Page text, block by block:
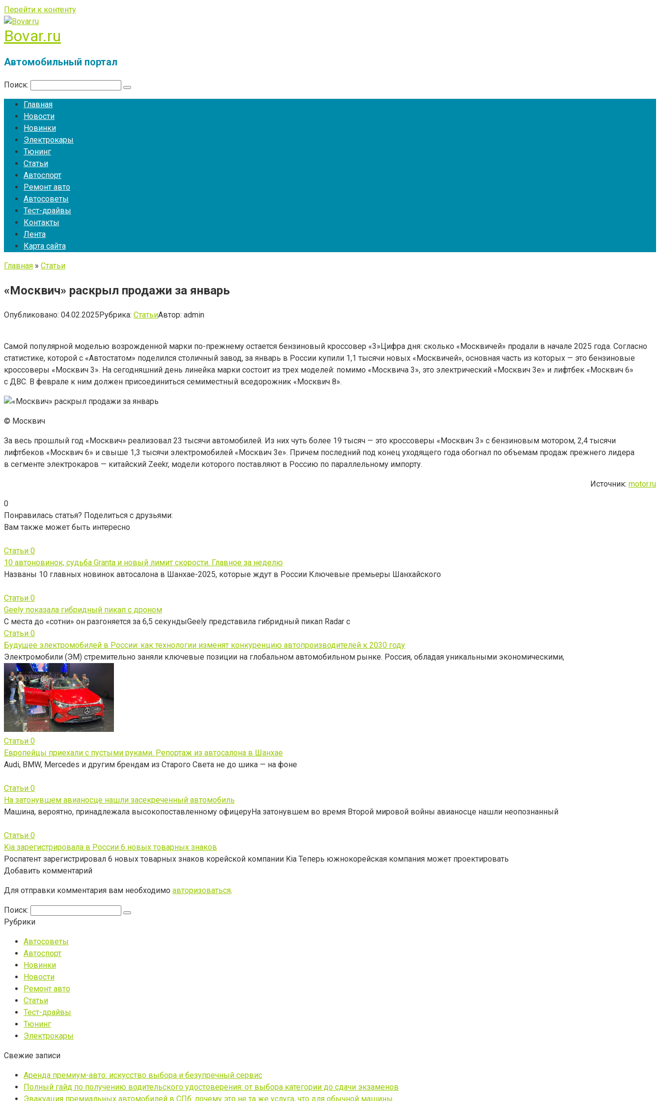
Перейти к контенту
Bovar.ru
Автомобильный портал
Поиск:
Главная
Новости
Новинки
Электрокары
Тюнинг
Статьи
Автоспорт
Ремонт авто
Автосоветы
Тест-драйвы
Контакты
Лента
Карта сайта
Главная » Статьи
«Москвич» раскрыл продажи за январь
Опубликовано: 04.02.2025Рубрика: СтатьиАвтор: admin
Самой популярной моделью возрожденной марки по-прежнему остается бензиновый кроссовер «3»Цифра дня: сколько «Москвичей» продали в начале 2025 года. Согласно
статистике, которой с «Автостатом» поделился столичный завод, за январь в России купили 1,1 тысячи новых «Москвичей», основная часть из которых — это бензиновые
кроссоверы «Москвич 3». На сегодняшний день линейка марки состоит из трех моделей: помимо «Москвича 3», это электрический «Москвич 3е» и лифтбек «Москвич 6»
с ДВС. В феврале к ним должен присоединиться семиместный вседорожник «Москвич 8».
© Москвич
За весь прошлый год «Москвич» реализовал 23 тысячи автомобилей. Из них чуть более 19 тысяч — это кроссоверы «Москвич 3» с бензиновым мотором, 2,4 тысячи
лифтбеков «Москвич 6» и свыше 1,3 тысячи электромобилей «Москвич 3е». Причем последний под конец уходящего года обогнал по объемам продаж прежнего лидера
в сегменте электрокаров — китайский Zeekr, модели которого поставляют в Россию по параллельному импорту.
Источник: motor.ru
0
Понравилась статья? Поделиться с друзьями:
Вам также может быть интересно
Статьи 0
10 автоновинок, судьба Granta и новый лимит скорости. Главное за неделю
Названы 10 главных новинок автосалона в Шанхае-2025, которые ждут в России Ключевые премьеры Шанхайского
Статьи 0
Geely показала гибридный пикап с дроном
С места до «сотни» он разгоняется за 6,5 секундыGeely представила гибридный пикап Radar с
Статьи 0
Будущее электромобилей в России: как технологии изменят конкуренцию автопроизводителей к 2030 году
Электромобили (ЭМ) стремительно заняли ключевые позиции на глобальном автомобильном рынке. Россия, обладая уникальными экономическими,
Статьи 0
Европейцы приехали с пустыми руками. Репортаж из автосалона в Шанхае
Audi, BMW, Mercedes и другим брендам из Старого Света не до шика — на фоне
Статьи 0
На затонувшем авианосце нашли засекреченный автомобиль
Машина, вероятно, принадлежала высокопоставленному офицеруНа затонувшем во время Второй мировой войны авианосце нашли неопознанный
Статьи 0
Kia зарегистрировала в России 6 новых товарных знаков
Роспатент зарегистрировал 6 новых товарных знаков корейской компании Kia Теперь южнокорейская компания может проектировать
Добавить комментарий
Для отправки комментария вам необходимо авторизоваться.
Поиск:
Рубрики
Автосоветы
Автоспорт
Новинки
Новости
Ремонт авто
Статьи
Тест-драйвы
Тюнинг
Электрокары
Свежие записи
Аренда премиум-авто: искусство выбора и безупречный сервис
Полный гайд по получению водительского удостоверения: от выбора категории до сдачи экзаменов
Эвакуация премиальных автомобилей в СПб: почему это не та же услуга, что для обычной машины